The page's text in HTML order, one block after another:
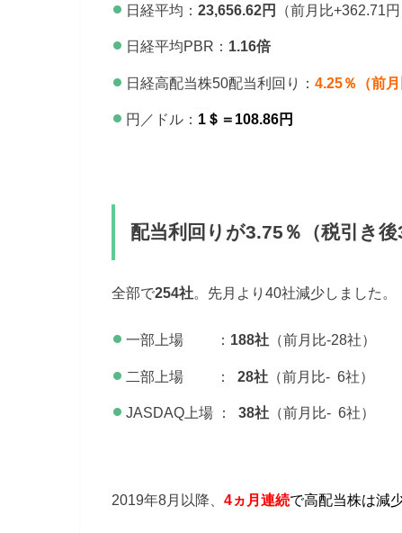
日経平均：23,656.62円 （前月比+362.71円
日経平均PBR： 1.16倍
日経高配当株50配当利回り：4.25％（前月
円／ドル： 1＄＝108.86円
配当利回りが3.75％（税引き
全部で254社。先月より40社減少しました。
一部上場 ： 188社 （前月比-28社）
二部上場 ：28社 （前月比- 6社）
JASDAQ上場 ：38社 （前月比- 6社）
2019年8月以降、 4ヵ月連続で高配当株は減